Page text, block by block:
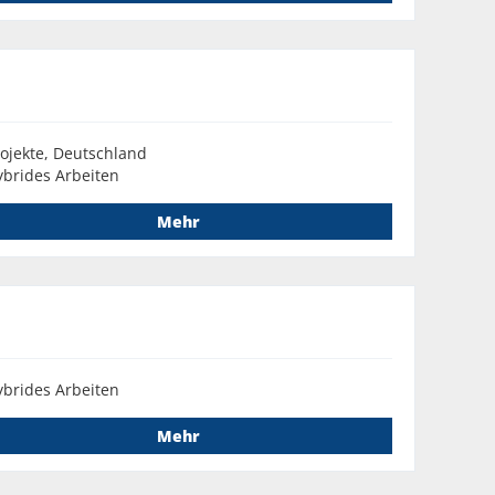
Deutschland
Arbeiten
Mehr
Arbeiten
Mehr